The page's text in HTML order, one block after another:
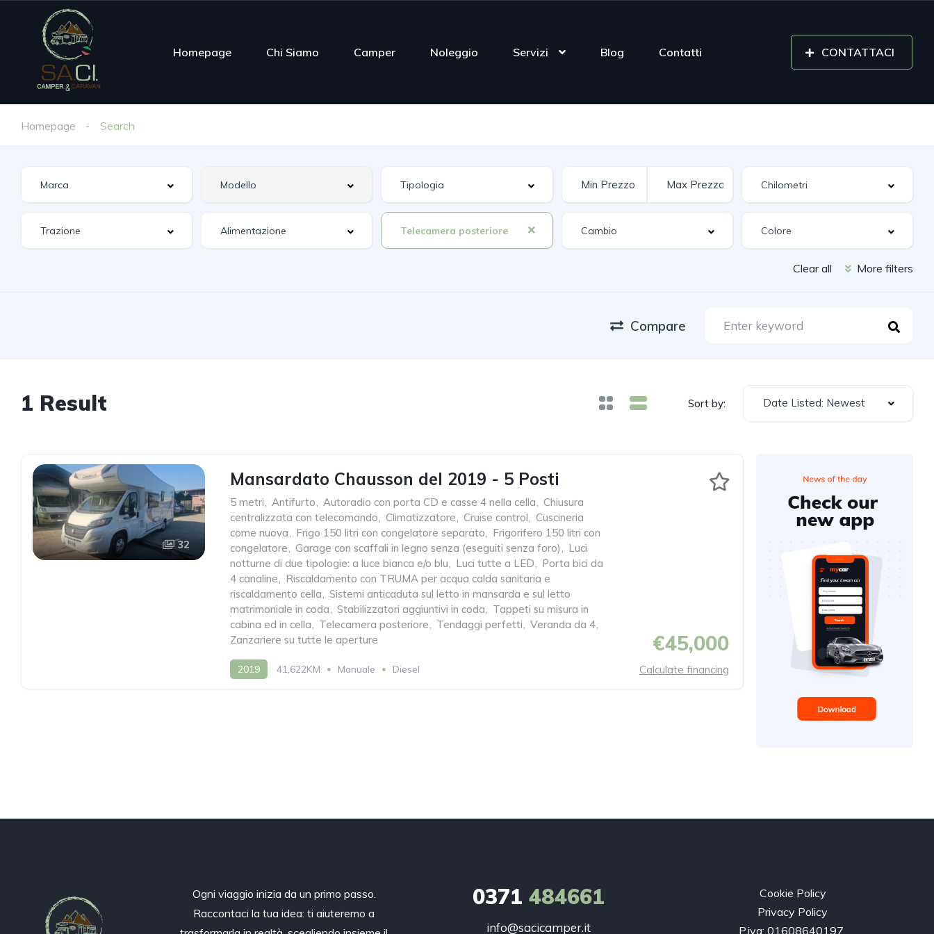
Homepage Chi Siamo Camper Noleggio Servizi Blog Contatti CONTATTACI
Homepage Search
Telecamera posteriore
Clear all More filters
Compare
1 Result Sort by: Date Listed: Newest
32
Mansardato Chausson del 2019 - 5 Posti
5 metri, Antifurto, Autoradio con porta CD e casse 4 nella cella, Chiusura
centralizzata con telecomando, Climatizzatore, Cruise control, Cuscineria
come nuova, Frigo 150 litri con congelatore separato, Frigorifero 150 litri con
congelatore, Garage con scaffali in legno senza (eseguiti senza foro), Luci
notturne di due tipologie: a luce bianca e/o blu, Luci tutte a LED, Porta bici da
4 canaline, Riscaldamento con TRUMA per acqua calda sanitaria e
riscaldamento cella, Sistemi anticaduta sul letto in mansarda e sul letto
matrimoniale in coda, Stabilizzatori aggiuntivi in coda, Tappeti su misura in
cabina ed in cella, Telecamera posteriore, Tendaggi perfetti, Veranda da 4,
Zanzariere su tutte le aperture
2019 41,622KM Manuale Diesel
€45,000
Calculate financing
Ogni viaggio inizia da un primo passo.
Raccontaci la tua idea: ti aiuteremo a
0371 484661
info@sacicamper.it
Cookie Policy
Privacy Policy
P.iva: 01608640197